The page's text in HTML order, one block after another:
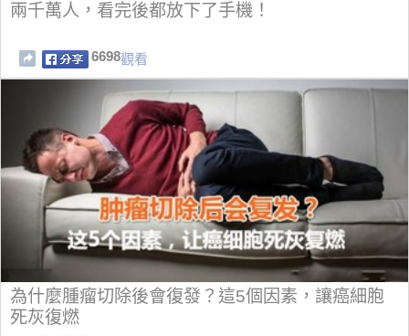
兩千萬人，看完後都放下了手機！
6698觀看
為什麼腫瘤切除後會復發？這5個因素，讓癌細胞
死灰復燃